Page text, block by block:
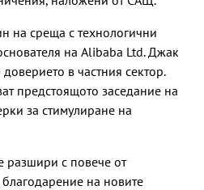
на среща с технологични
на Alibaba Ltd. Джак
в частния сектор.
предстоящото заседание на
за стимулиране на
разшири с повече от
на новите